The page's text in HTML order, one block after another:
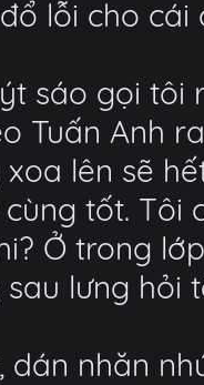
lỗi cho
sáo gọi tôi
Tuấn Anh
lên sẽ
tốt.
Ở trong
lưng
nhăn